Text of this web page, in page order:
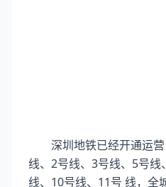
深圳地铁已经开通运
线、2号线、3号线、5号线
线、10号线、11号 线，全